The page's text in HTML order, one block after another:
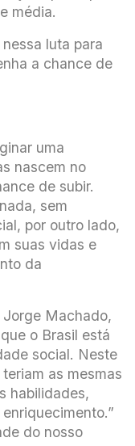
média.
luta para
a chance de
uma
nascem no
de subir.
sem
por outro lado,
suas vidas e
da
Jorge Machado,
o Brasil está
social. Neste
as mesmas
habilidades,
do nosso